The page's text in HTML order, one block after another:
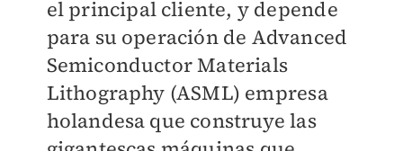
el principal cliente, y depende
para su operación de Advanced
Semiconductor Materials
Lithography (ASML) empresa
holandesa que construye las